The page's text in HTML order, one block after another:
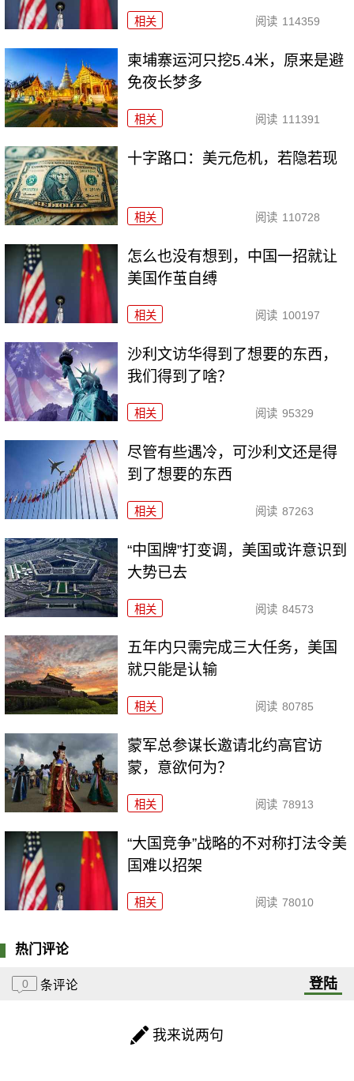
相关 阅读 114359
柬埔寨运河只挖5.4米，原来是避
免夜长梦多
相关 阅读 111391
十字路口：美元危机，若隐若现
相关 阅读 110728
怎么也没有想到，中国一招就让
美国作茧自缚
相关 阅读 100197
沙利文访华得到了想要的东西，
我们得到了啥？
相关 阅读 95329
尽管有些遇冷，可沙利文还是得
到了想要的东西
相关 阅读 87263
“中国牌”打变调，美国或许意识到
大势已去
相关 阅读 84573
五年内只需完成三大任务，美国
就只能是认输
相关 阅读 80785
​蒙军总参谋长邀请北约高官访
蒙，意欲何为？
相关 阅读 78913
“大国竞争”战略的不对称打法令美
国难以招架
相关 阅读 78010
热门评论
0 条评论 登陆
我来说两句